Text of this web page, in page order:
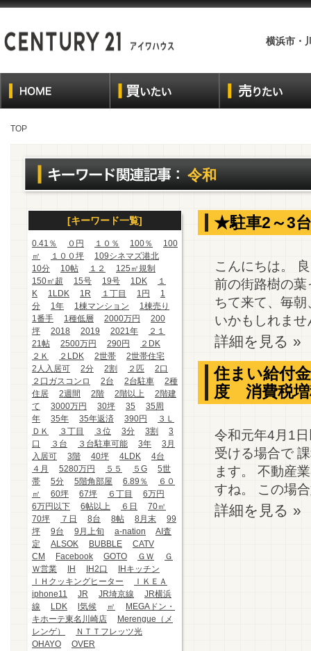
横浜市・
TOP
令和
[キーワード一覧]
0.41％ ０円 １０％ 100％
100
㎡
１００坪
109シネマズ港北
10分
10帖 １２
125㎡規制
150㎡超
15号 19号 1DK
１
K
1LDK 1R １丁目 1円
1
分
1年 1棟マンション
1棟売り
1番手
1種低層 2000万円
200
坪
2018 2019 2021年
２１
21帖
2500万円 290円
２DK
２Ｋ
２LDK 2世帯
2世帯住宅
2人入居可
2分 2割 ２匹
2口
２口ガスコンロ
2台 2台駐車
2種
住居
2週間 2階 2階以上
2階建
て
3000万円 30坪 35
35周
年
35年 35年返済 390円
３Ｌ
ＤＫ
３丁目 ３位 3分 3割
3
口
３台 ３台駐車可能 3年
3月
入居可
3階 40坪 4LDK
4台
４月
5280万円 ５５ ５G
5世
帯
5分 5階角部屋 6.89％
６０
㎡
60坪 67坪 ６丁目
6万円
6万円以下
6帖以上 ６日
70㎡
70坪
７日 8台 8帖 8月末
99
坪
9台 9月上旬 a-nation
AI査
定
ALSOK BUBBLE
CATV
CM
Facebook GOTO ＧＷ
Ｇ
Ｗ営業
IH IH2口
IHキッチン
ＩＨクッキングヒーター
ＩＫＥＡ
iphone11
JR JR埼京線
JR横浜
線
LDK l気候 ㎡
MEGAドン・
キホーテ東名川崎店
Merengue（メ
レンゲ）
ＮＴＴフレッツ光
OHAYO
OVER
★駐車2～3
こんにちは。
前の街路樹の
ちて来て、毎
いかもしれま
詳細を見る »
住まい給付
度 消費税増
令和元年4月1
受ける場合で
ます。 不動産
すね。 この場
詳細を見る »